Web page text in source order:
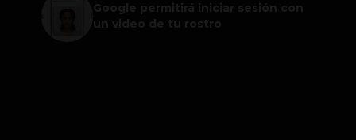
Google permitirá iniciar sesión con
un video de tu rostro